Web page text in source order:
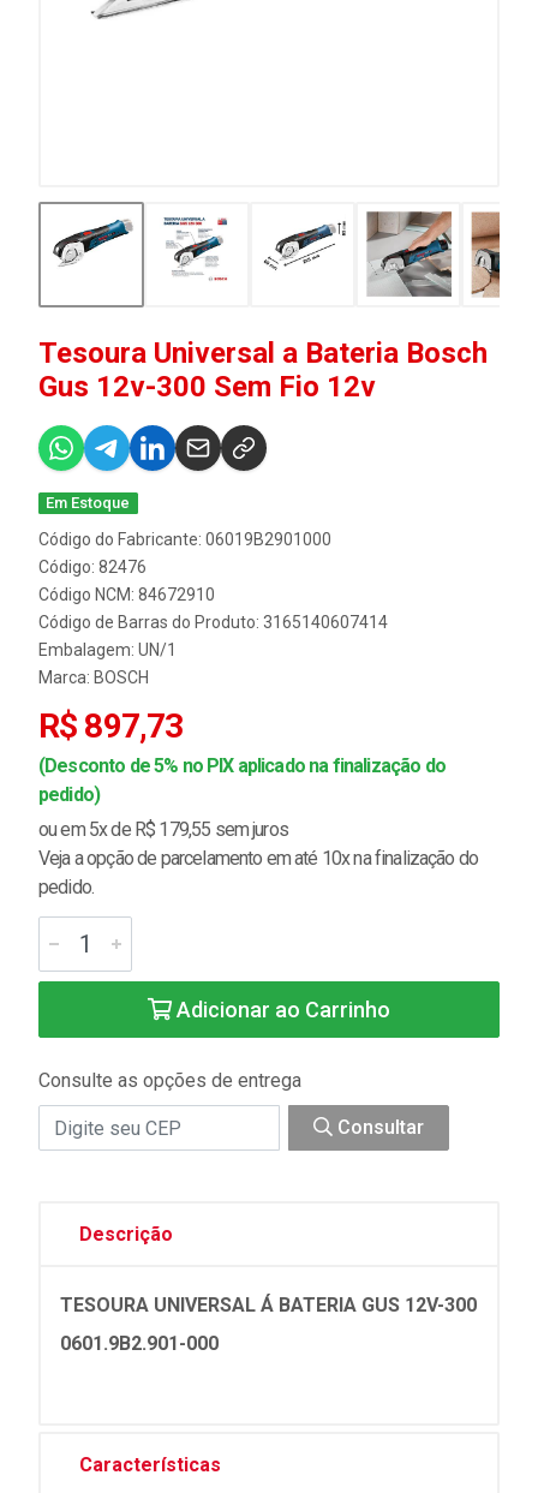
Tesoura Universal a Bateria Bosch
Gus 12v-300 Sem Fio 12v
Em Estoque
Código do Fabricante: 06019B2901000
Código: 82476
Código NCM: 84672910
Código de Barras do Produto: 3165140607414
Embalagem: UN/1
Marca: BOSCH
R$ 897,73
(Desconto de 5% no PIX aplicado na finalização do
pedido)
ou em 5x de R$ 179,55 sem juros
Veja a opção de parcelamento em até 10x na finalização do
pedido.
Adicionar ao Carrinho
Consulte as opções de entrega
Consultar
Descrição
TESOURA UNIVERSAL Á BATERIA GUS 12V-300
0601.9B2.901-000
Características